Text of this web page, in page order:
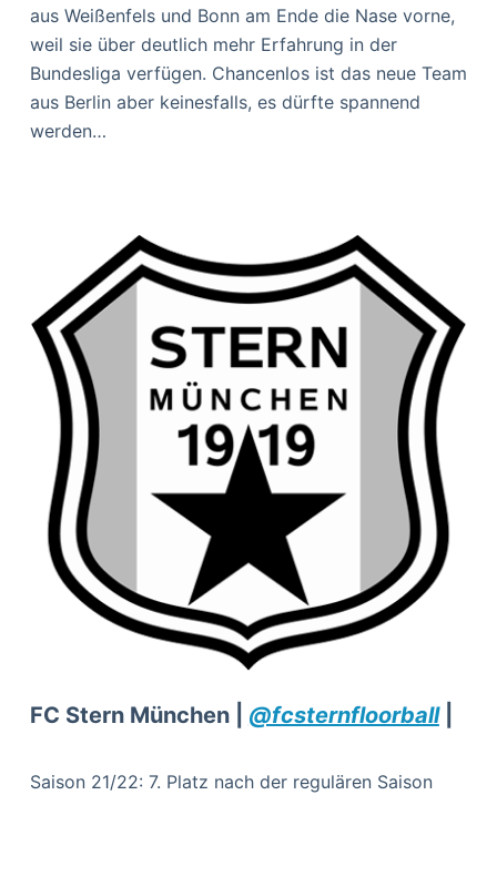
aus Weißenfels und Bonn am Ende die Nase vorne,
weil sie über deutlich mehr Erfahrung in der
Bundesliga verfügen. Chancenlos ist das neue Team
aus Berlin aber keinesfalls, es dürfte spannend
werden…
FC Stern München | @fcsternfloorball|
Saison 21/22: 7. Platz nach der regulären Saison